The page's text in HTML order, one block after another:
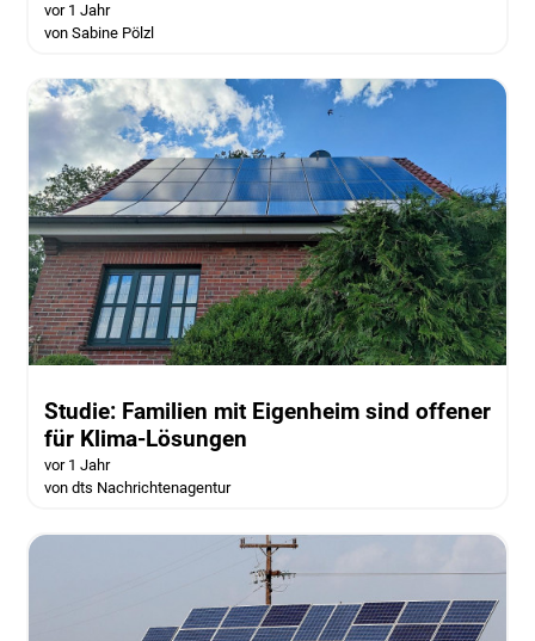
vor 1 Jahr
von Sabine Pölzl
Studie: Familien mit Eigenheim sind offener
für Klima-Lösungen
vor 1 Jahr
von dts Nachrichtenagentur